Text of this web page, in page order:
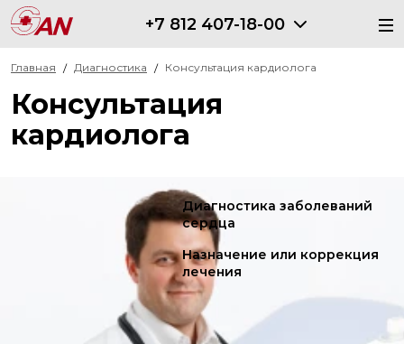
+7 812 407-18-00
Главная Диагностика Консультация кардиолога
Консультация
кардиолога
Диагностика заболеваний
сердца
Назначение или коррекция
лечения